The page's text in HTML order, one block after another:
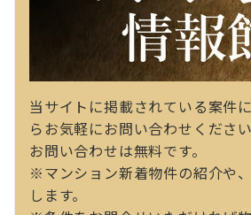
当サイトに掲載されている案件
らお気軽にお問い合わせください
お問い合わせは無料です。
※マンション新着物件の紹介や
します。